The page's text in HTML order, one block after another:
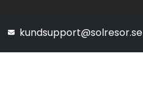
kundsupport@solresor.se